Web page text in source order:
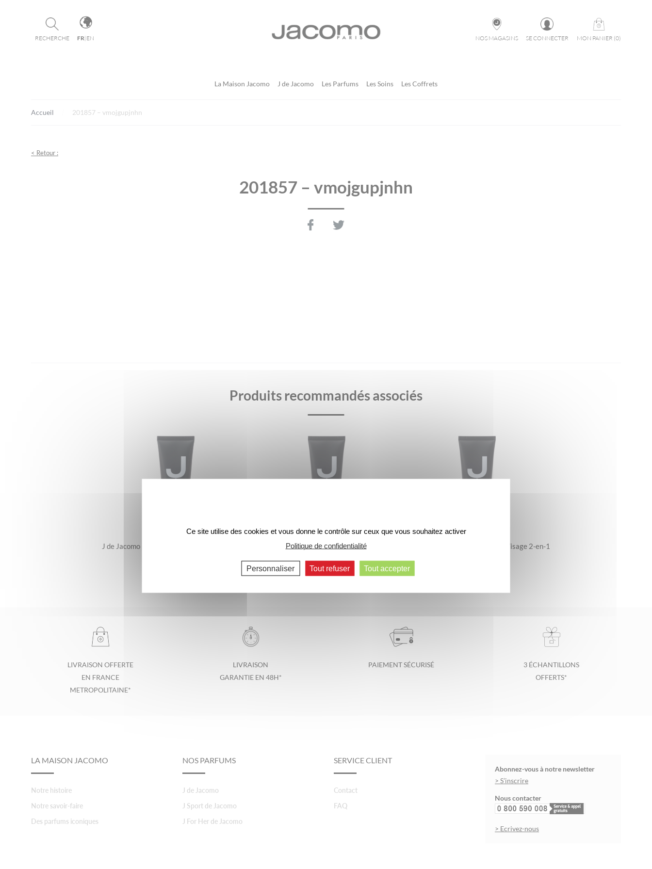
RECHERCHE FR| EN
JACOMO
NOS MAGASINS
SE CONNECTER MON PANIER (0)
La Maison Jacomo J de Jacomo Les Parfums Les Soins Les Coffrets
Accueil 201857 – vmojgupjnhn
< Retour :
201857 – vmojgupjnhn
Produits recommandés associés
J de Jacomo – Le Gel-Crème Hydratant Visage
J de Jacomo – Le Baume Après-Rasage
25 €
J de Jacomo – Le Gel Nettoyant Visage 2-en-1
LIVRAISON OFFERTE
EN FRANCE
METROPOLITAINE*
LIVRAISON
GARANTIE EN 48H*
PAIEMENT SÉCURISÉ
3 ÉCHANTILLONS
OFFERTS*
LA MAISON JACOMO
Notre histoire
Notre savoir-faire
Des parfums iconiques
NOS PARFUMS
J de Jacomo
J Sport de Jacomo
J For Her de Jacomo
SERVICE CLIENT
Contact
FAQ
Abonnez-vous à notre newsletter
> S’inscrire
Nous contacter
> Ecrivez-nous
Ce site utilise des cookies et vous donne le contrôle sur ceux que vous souhaitez activer
Politique de confidentialité
Personnaliser Tout refuser Tout accepter